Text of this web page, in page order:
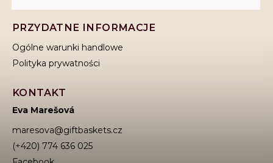
PRZYDATNE INFORMACJE
Ogólne warunki handlowe
Polityka prywatności
KONTAKT
Eva Marešová
maresova@giftbaskets.cz
(+420) 774 636 025